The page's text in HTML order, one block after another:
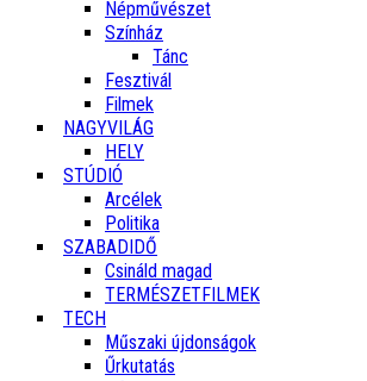
Népművészet
Színház
Tánc
Fesztivál
Filmek
NAGYVILÁG
HELY
STÚDIÓ
Arcélek
Politika
SZABADIDŐ
Csináld magad
TERMÉSZETFILMEK
TECH
Műszaki újdonságok
Űrkutatás